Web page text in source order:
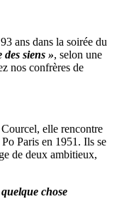
ans dans la soirée du
siens », selon une
nos confrères de
elle rencontre
Paris en 1951. Ils se
de deux ambitieux,
chose